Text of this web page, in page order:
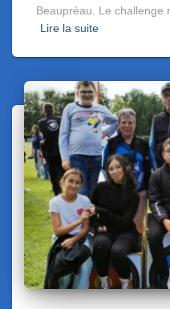
Beaupréau. Le challenge
Lire la suite